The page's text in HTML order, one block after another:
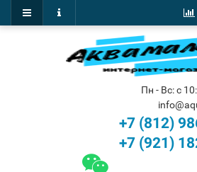
Пн - Вс: с
+7 (812)
+7 (921)